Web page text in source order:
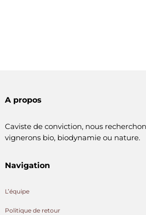
A propos
Caviste de conviction, nous
vignerons bio, biodynamie ou nature.
Navigation
L’équipe
Politique de retour